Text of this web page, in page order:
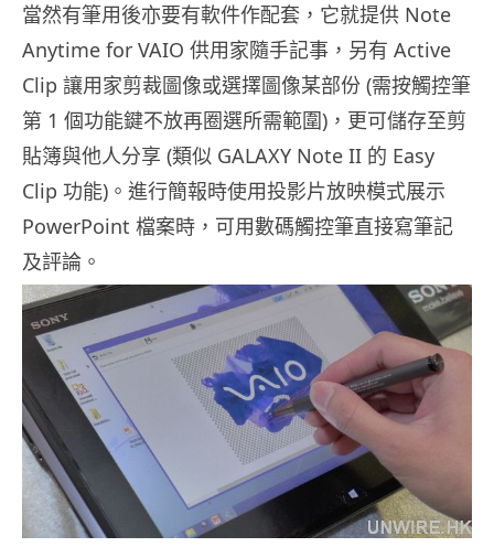
當然有筆用後亦要有軟件作配套，它就提供 Note
Anytime for VAIO 供用家隨手記事，另有 Active
Clip 讓用家剪裁圖像或選擇圖像某部份 (需按觸控筆
第 1 個功能鍵不放再圈選所需範圍)，更可儲存至剪
貼簿與他人分享 (類似 GALAXY Note II 的 Easy
Clip 功能)。進行簡報時使用投影片放映模式展示
PowerPoint 檔案時，可用數碼觸控筆直接寫筆記
及評論。